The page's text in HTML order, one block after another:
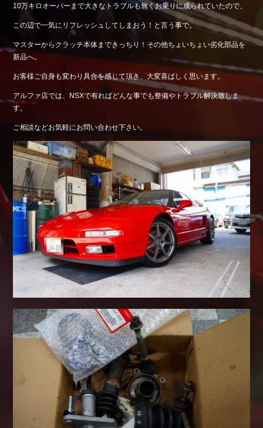
公式ブログ
Shop info.
店舗紹介
Company
10万キロオーバーまで大きなトラブルも無くお乗りに成られていたので、
この辺で一気にリフレッシュしてしまおう！と言う事で。
マスターからクラッチ本体まできっちり！その他ちょいちょい劣化部品を
新品へ。
お客様ご自身も変わり具合を感じて頂き、大変喜ばしく思います。
アルファ店では、NSXで有ればどんな事でも整備やトラブル解決致しま
す。
ご相談などお気軽にお問い合わせ下さい。